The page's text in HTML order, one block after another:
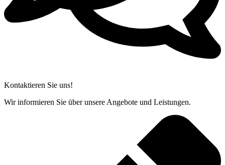
Kontaktieren Sie uns!
Wir informieren Sie über unsere Angebote und Leistungen.